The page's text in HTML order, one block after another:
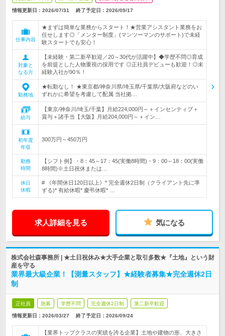
情報更新日：2026/07/31 終了予定日： 2026/09/17
仕事内容
★まずは簡単な業務からスタート！★営業アシスタント業務をお
任せします◎「メンター制度」(マンツーマンのサポート)で未経
験スタートでも安心！
対象と
なる方
【未経験・第二新卒歓迎／20～30代が活躍中】◆学歴不問◎育成
を前提とした人物重視の採用です ◎正社員デビューも歓迎！◎未
経験入社が90％！
勤務地
★転勤なし！ ★東京都/神奈川県/埼玉県/千葉県/大阪府などのい
ずれかに希望を考慮して配属 当社拠…
給与
【東京/神奈川/埼玉/千葉】月給224,000円～＋インセンティブ＋
賞与＋諸手当【大阪】月給204,000円～＋イン…
初年度
年収
300万円～450万円
勤務
時間
【シフト例】・8：45～17：45(実働8時間)・9：00～18：00(実働
8時間)※土日祝休または…
休日
休暇
# 《年間休日120日以上》* 完全週休2日制（クライアント先に準
ずる)* 有給休暇* 慶弔休暇* …
求人詳細を見る 気になる
株式会社森事務所 | ★土日祝休み★大手企業と取引多数★『土地』という財
産を守る
業界最大級企業！【測量スタッフ】★経験者募集★完全週休2日
制
正社員 急募 学歴不問 完全週休2日制 第二新卒歓迎
情報更新日：2026/03/27 終了予定日： 2026/09/24
【業界トップクラスの実績を誇る企業】土地や建物の形、大きさ